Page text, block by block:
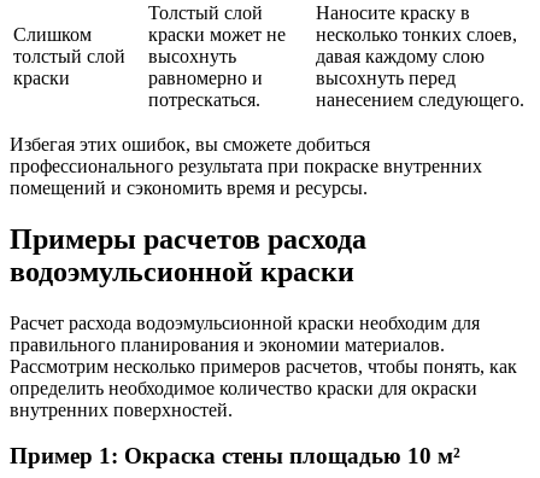
Слишком
толстый слой
краски
Толстый слой
краски может не
высохнуть
равномерно и
потрескаться.
Наносите краску в
несколько тонких слоев,
давая каждому слою
высохнуть перед
нанесением следующего.
Избегая этих ошибок, вы сможете добиться
профессионального результата при покраске внутренних
помещений и сэкономить время и ресурсы.
Примеры расчетов расхода
водоэмульсионной краски
Расчет расхода водоэмульсионной краски необходим для
правильного планирования и экономии материалов.
Рассмотрим несколько примеров расчетов, чтобы понять, как
определить необходимое количество краски для окраски
внутренних поверхностей.
Пример 1: Окраска стены площадью 10 м²